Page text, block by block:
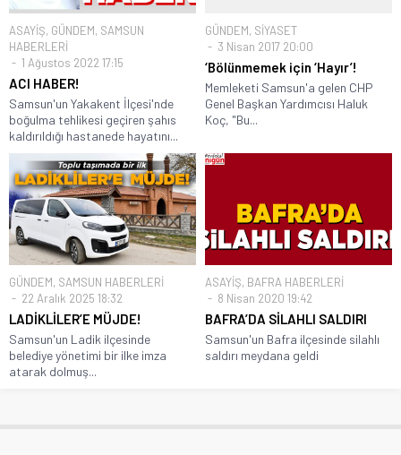
ASAYİŞ, GÜNDEM, SAMSUN
HABERLERİ
1 Ağustos 2022 17:15
ACI HABER!
Samsun'un Yakakent İlçesi'nde
boğulma tehlikesi geçiren şahıs
kaldırıldığı hastanede hayatını...
GÜNDEM, SİYASET
3 Nisan 2017 20:00
‘Bölünmemek için ‘Hayır’!
Memleketi Samsun'a gelen CHP
Genel Başkan Yardımcısı Haluk
Koç, "Bu...
GÜNDEM, SAMSUN HABERLERİ
22 Aralık 2025 18:32
LADİKLİLER’E MÜJDE!
Samsun'un Ladik ilçesinde
belediye yönetimi bir ilke imza
atarak dolmuş...
ASAYİŞ, BAFRA HABERLERİ
8 Nisan 2020 19:42
BAFRA’DA SİLAHLI SALDIRI
Samsun'un Bafra ilçesinde silahlı
saldırı meydana geldi